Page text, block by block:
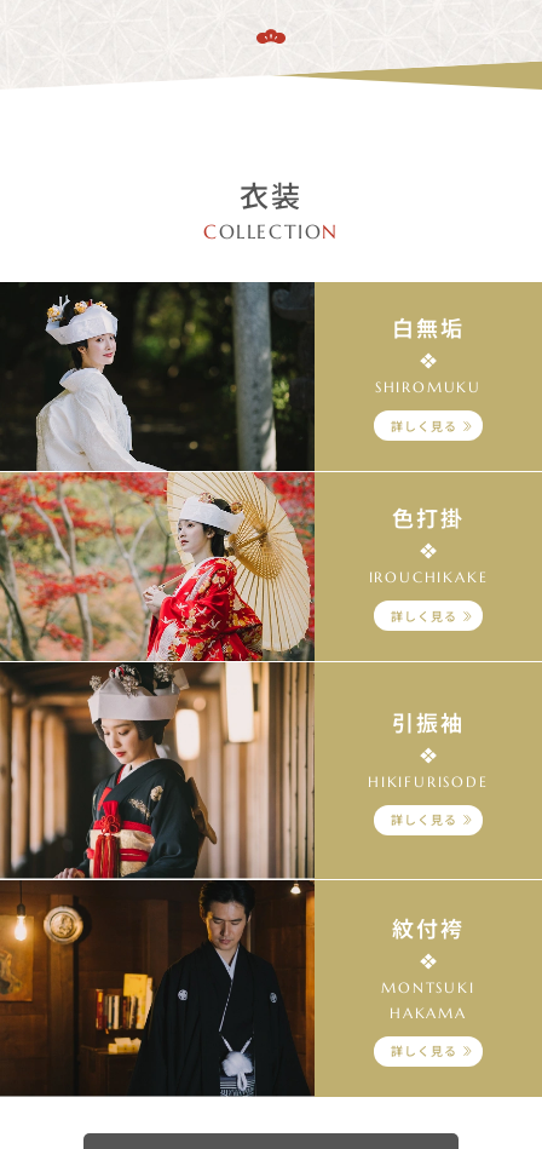
衣装
COLLECTION
白無垢
SHIROMUKU
詳しく見る
色打掛
IROUCHIKAKE
詳しく見る
引振袖
HIKIFURISODE
詳しく見る
紋付袴
MONTSUKI
HAKAMA
詳しく見る